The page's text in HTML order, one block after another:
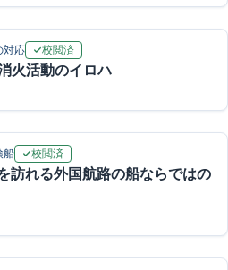
対応 校閲済
火活動のイロハ
船 校閲済
訪れる外国航路の船ならではの